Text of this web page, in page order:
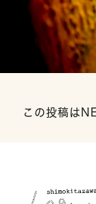
この投稿は